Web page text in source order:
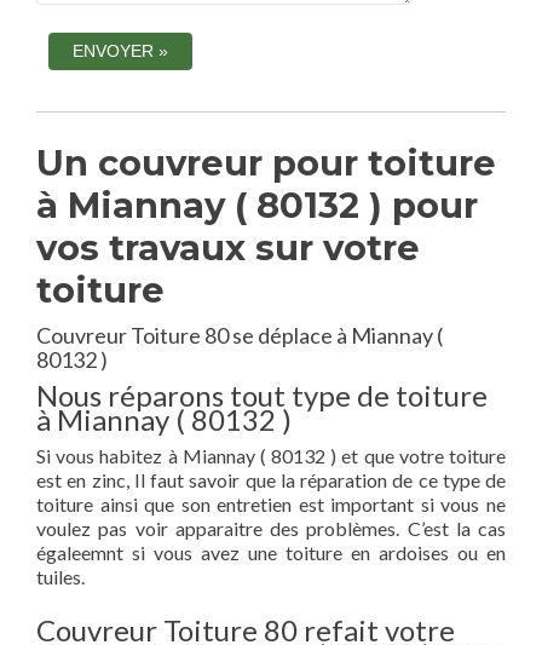
Un couvreur pour toiture
à Miannay ( 80132 ) pour
vos travaux sur votre
toiture
Couvreur Toiture 80 se déplace à Miannay (
80132 )
Nous réparons tout type de toiture
à Miannay ( 80132 )
Si vous habitez à Miannay ( 80132 ) et que votre toiture
est en zinc, Il faut savoir que la réparation de ce type de
toiture ainsi que son entretien est important si vous ne
voulez pas voir apparaitre des problèmes. C’est la cas
égaleemnt si vous avez une toiture en ardoises ou en
tuiles.
Couvreur Toiture 80 refait votre